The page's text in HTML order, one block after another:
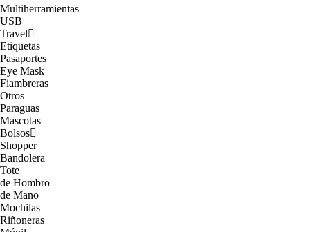
Multiherramientas
USB
Travel
Etiquetas
Pasaportes
Eye Mask
Fiambreras
Otros
Paraguas
Mascotas
Bolsos
Shopper
Bandolera
Tote
de Hombro
de Mano
Mochilas
Riñoneras